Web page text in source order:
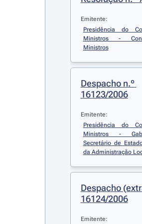
Emitente:
Presidência do
Ministros -
Ministros
Despacho n.º
16123/2006
Emitente:
Presidência do
Ministros -
Secretário de
da Administração
Despacho
16124/2006
Emitente: